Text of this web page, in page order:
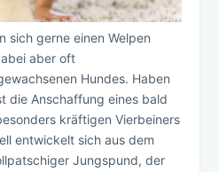
sich gerne einen Welpen
aber oft
Hundes. Haben
die Anschaffung eines bald
kräftigen Vierbeiners
entwickelt sich aus dem
Jungspund, der